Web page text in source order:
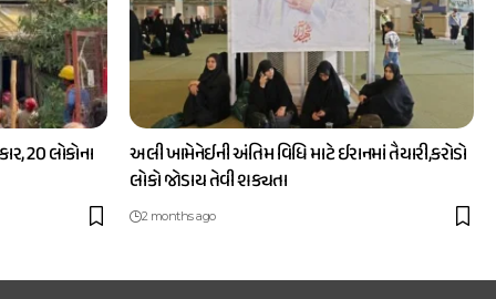
20 લોકોના
અલી ખામેનેઈની અંતિમ વિધિ માટે ઈરાનમાં તૈયારી,કરોડો
લોકો જોડાય તેવી શક્યતા
2 months ago